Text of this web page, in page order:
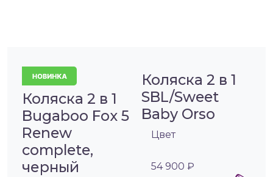
Коляска 2 в 1
Bugaboo Fox 5
Renew
complete,
черный
Коляска 2 в 1
SBL/Sweet
Baby Orso
Цвет
54 900 ₽